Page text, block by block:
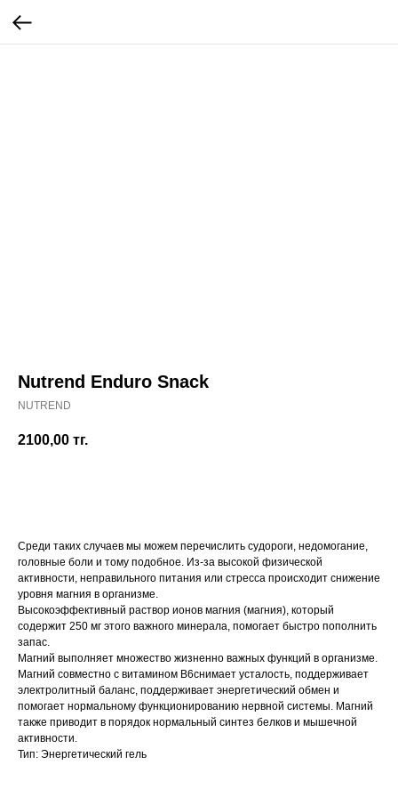
Nutrend Enduro Snack
NUTREND
2100,00 тг.
Среди таких случаев мы можем перечислить судороги, недомогание,
головные боли и тому подобное. Из-за высокой физической
активности, неправильного питания или стресса происходит снижение
уровня магния в организме.
Высокоэффективный раствор ионов магния (магния), который
содержит 250 мг этого важного минерала, помогает быстро пополнить
запас.
Магний выполняет множество жизненно важных функций в организме.
Магний совместно с витамином В6снимает усталость, поддерживает
электролитный баланс, поддерживает энергетический обмен и
помогает нормальному функционированию нервной системы. Магний
также приводит в порядок нормальный синтез белков и мышечной
активности.
Тип: Энергетический гель